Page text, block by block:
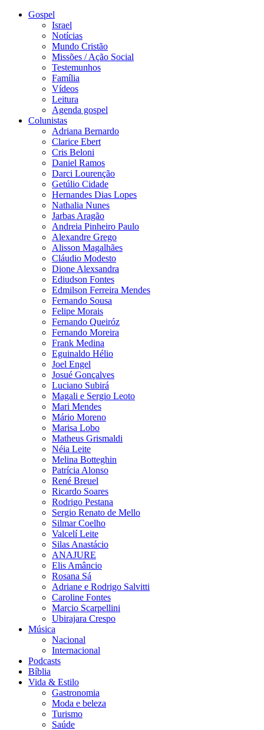
Gospel
Israel
Notícias
Mundo Cristão
Missões / Ação Social
Testemunhos
Família
Vídeos
Leitura
Agenda gospel
Colunistas
Adriana Bernardo
Clarice Ebert
Cris Beloni
Daniel Ramos
Darci Lourenção
Getúlio Cidade
Hernandes Dias Lopes
Nathalia Nunes
Jarbas Aragão
Andreia Pinheiro Paulo
Alexandre Grego
Alisson Magalhães
Cláudio Modesto
Dione Alexsandra
Ediudson Fontes
Edmilson Ferreira Mendes
Fernando Sousa
Felipe Morais
Fernando Queiróz
Fernando Moreira
Frank Medina
Eguinaldo Hélio
Joel Engel
Josué Gonçalves
Luciano Subirá
Magali e Sergio Leoto
Mari Mendes
Mário Moreno
Marisa Lobo
Matheus Grismaldi
Néia Leite
Melina Botteghin
Patrícia Alonso
René Breuel
Ricardo Soares
Rodrigo Pestana
Sergio Renato de Mello
Silmar Coelho
Valcelí Leite
Silas Anastácio
ANAJURE
Elis Amâncio
Rosana Sá
Adriane e Rodrigo Salvitti
Caroline Fontes
Marcio Scarpellini
Ubirajara Crespo
Música
Nacional
Internacional
Podcasts
Bíblia
Vida & Estilo
Gastronomia
Moda e beleza
Turismo
Saúde